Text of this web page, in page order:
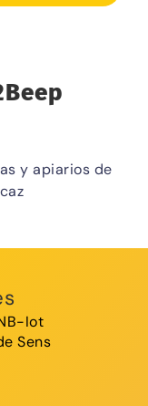
y apiarios de
Iot
Sens